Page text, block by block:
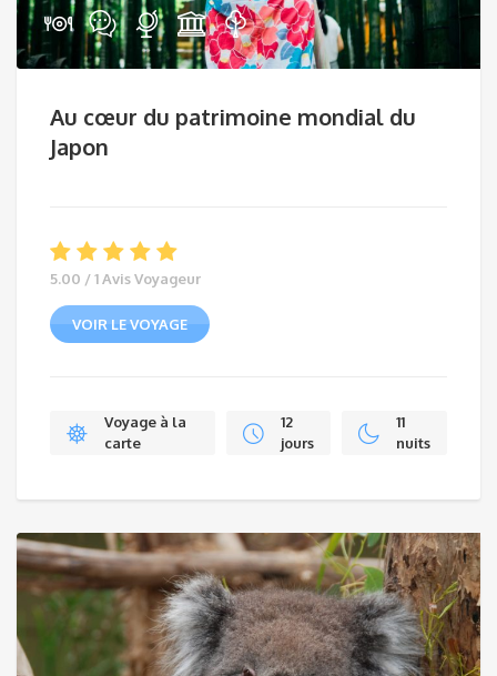
Au cœur du patrimoine mondial du
Japon
5.00 / 1 Avis Voyageur
VOIR LE VOYAGE
Voyage à la
carte
12
jours
11
nuits